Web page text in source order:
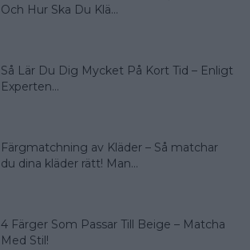
Och Hur Ska Du Klä...
Så Lär Du Dig Mycket På Kort Tid – Enligt
Experten...
Färgmatchning av Kläder – Så matchar
du dina kläder rätt! Man...
4 Färger Som Passar Till Beige – Matcha
Med Stil!